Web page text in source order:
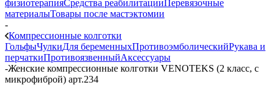
физиотерапияСредства реабилитацииПеревязочные
материалыТовары после мастэктомии
-
Компрессионные колготки
ГольфыЧулкиДля беременныхПротивоэмболическийРукава и
перчаткиПротивоязвенныйАксессуары
-Женские компрессионные колготки VENOTEKS (2 класс, с
микрофиброй) арт.234